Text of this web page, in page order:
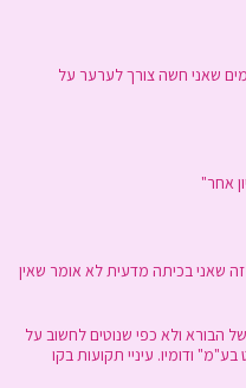
שאני חשה צורך לערער על
אחר"
שאני בכיתה מדעית לא אומר שאין
הבורא ולא כפי שנוטים לחשוב על
ודומיו. עיניי תקועות בקו